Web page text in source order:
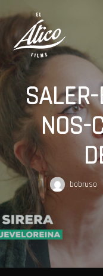
NOS-
bobruso